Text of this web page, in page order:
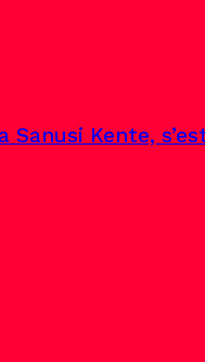
Sanusi Kente,